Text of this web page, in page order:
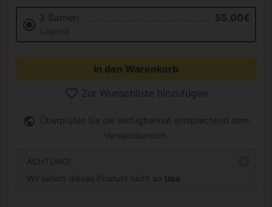
3 Samen 55.00€
Lagernd
In den Warenkorb
Zur Wunschliste hinzufügen
Überprüfen Sie die Verfügbarkeit entsprechend dem
Versandbereich.
ACHTUNG!
Wir liefern dieses Produkt nicht an Usa